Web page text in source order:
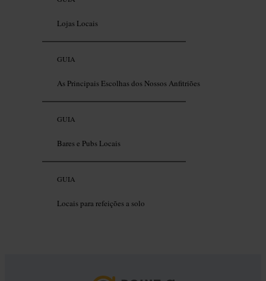
Lojas Locais
GUIA
As Principais Escolhas dos Nossos Anfitriões
GUIA
Bares e Pubs Locais
GUIA
Locais para refeições a solo